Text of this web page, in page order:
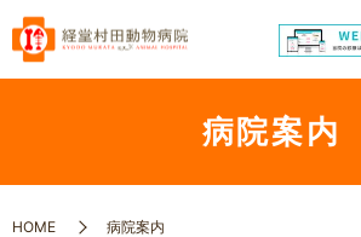
病院案内
HOME 病院案内